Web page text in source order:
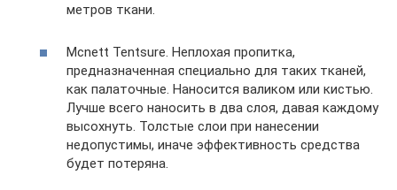
метров ткани.
Mcnett Tentsure. Неплохая пропитка,
предназначенная специально для таких тканей,
как палаточные. Наносится валиком или кистью.
Лучше всего наносить в два слоя, давая каждому
высохнуть. Толстые слои при нанесении
недопустимы, иначе эффективность средства
будет потеряна.